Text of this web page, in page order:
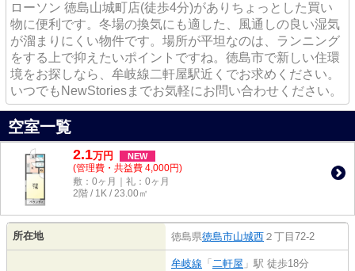
ローソン 徳島山城町店(徒歩4分)がありちょっとした買い
物に便利です。冬場の換気にも適した、風通しの良い湿気
が溜まりにくい物件です。場所が平坦なのは、ランニング
をする上で抑えたいポイントですね。徳島市で新しい住環
境をお探しなら、牟岐線二軒屋駅近くでお求めください。
いつでもNewStoriesまでお気軽にお問い合わせください。
空室一覧
2.1万円 NEW
(管理費・共益費 4,000円)
敷：0ヶ月｜礼：0ヶ月
2階 / 1K / 23.00㎡
所在地 徳島県徳島市山城西 ２丁目72-2
牟岐線 「 二軒屋 」駅 徒歩18分